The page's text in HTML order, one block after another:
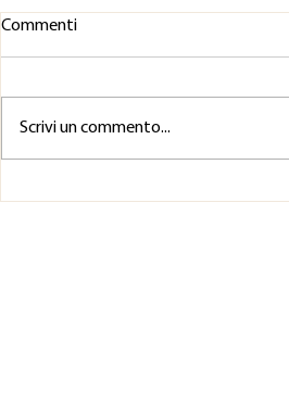
Commenti
Scrivi un commento...